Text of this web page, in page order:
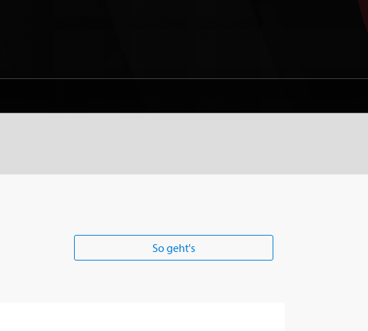
So geht's